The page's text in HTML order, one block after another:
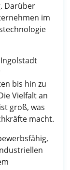
Darüber
im
bis hin zu
Vielfalt an
groß, was
macht.